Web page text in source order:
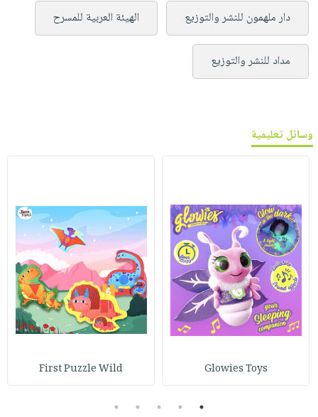
دار ملهمون للنشر والتوزيع الهيئة العربية للمسرح
مداد للنشر والتوزيع
وسائل تعليمية
Glowies Toys
First Puzzle Wild
1
2
3
4
5